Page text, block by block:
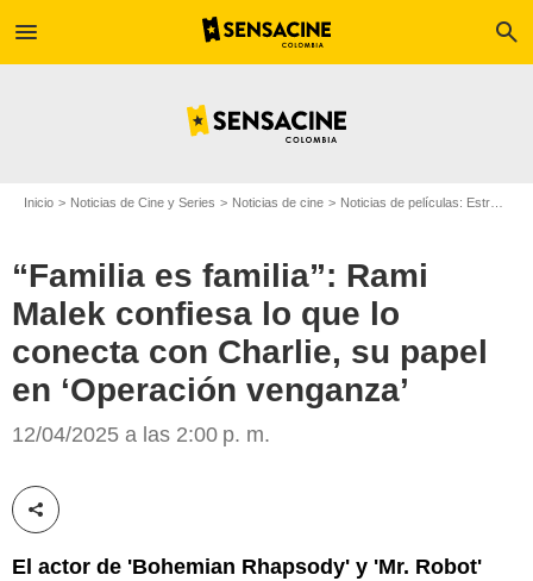
menu search
Inicio Noticias de Cine y Series Noticias de cine Noticias de películas: Estreno de película
“Familia es familia”: Rami
Malek confiesa lo que lo
conecta con Charlie, su papel
en ‘Operación venganza’
12/04/2025 a las 2:00 p. m.
Compartir esta noticia
El actor de 'Bohemian Rhapsody' y 'Mr. Robot'